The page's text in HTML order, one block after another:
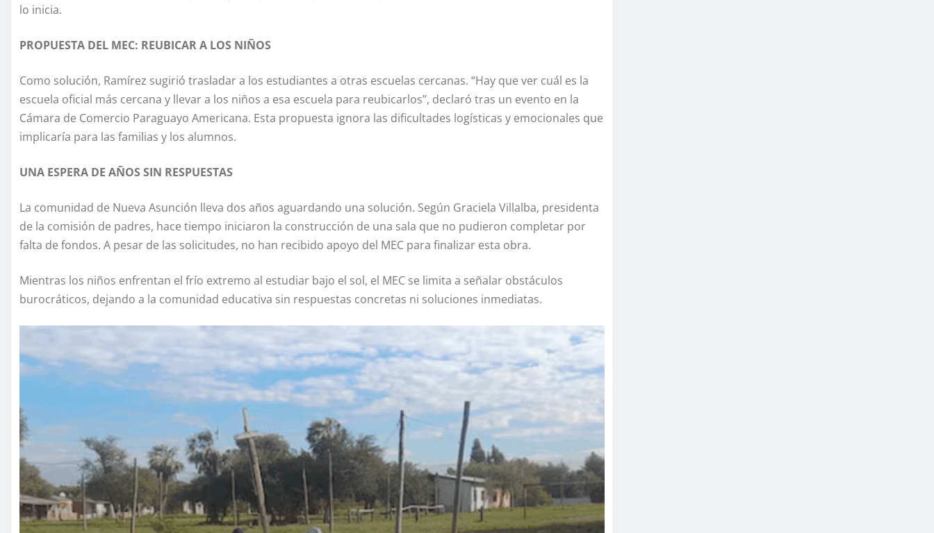
lo inicia.
PROPUESTA DEL MEC: REUBICAR A LOS NIÑOS
Como solución, Ramírez sugirió trasladar a los estudiantes a otras escuelas cercanas. “Hay que ver cuál es la
escuela oficial más cercana y llevar a los niños a esa escuela para reubicarlos”, declaró tras un evento en la
Cámara de Comercio Paraguayo Americana. Esta propuesta ignora las dificultades logísticas y emocionales que
implicaría para las familias y los alumnos.
UNA ESPERA DE AÑOS SIN RESPUESTAS
La comunidad de Nueva Asunción lleva dos años aguardando una solución. Según Graciela Villalba, presidenta
de la comisión de padres, hace tiempo iniciaron la construcción de una sala que no pudieron completar por
falta de fondos. A pesar de las solicitudes, no han recibido apoyo del MEC para finalizar esta obra.
Mientras los niños enfrentan el frío extremo al estudiar bajo el sol, el MEC se limita a señalar obstáculos
burocráticos, dejando a la comunidad educativa sin respuestas concretas ni soluciones inmediatas.